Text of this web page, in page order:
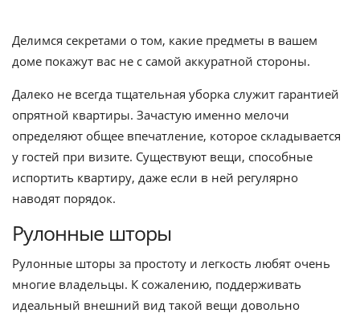
Делимся секретами о том, какие предметы в вашем
доме покажут вас не с самой аккуратной стороны.
Далеко не всегда тщательная уборка служит гарантией
опрятной квартиры. Зачастую именно мелочи
определяют общее впечатление, которое складывается
у гостей при визите. Существуют вещи, способные
испортить квартиру, даже если в ней регулярно
наводят порядок.
Рулонные шторы
Рулонные шторы за простоту и легкость любят очень
многие владельцы. К сожалению, поддерживать
идеальный внешний вид такой вещи довольно